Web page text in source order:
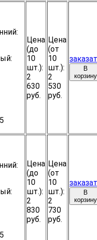
Цена
(до
10
шт.):
2
630
руб.
Цена
(от
10
шт.):
2
530
руб.
В
корзину
Цена
(до
10
шт.):
2
830
руб.
Цена
(от
10
шт.):
2
730
руб.
В
корзину